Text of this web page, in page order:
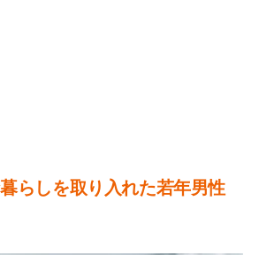
らしを取り入れた若年男性